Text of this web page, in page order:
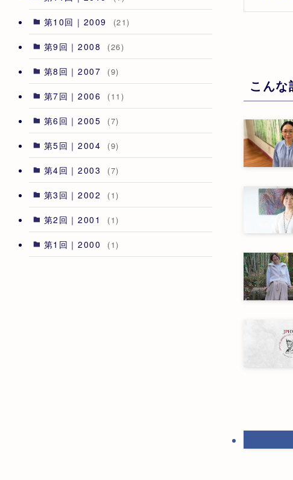
こん
第10回｜2009 (21)
第9回｜2008 (26)
第8回｜2007 (9)
第7回｜2006 (11)
第6回｜2005 (7)
第5回｜2004 (9)
第4回｜2003 (7)
第3回｜2002 (1)
第2回｜2001 (1)
第1回｜2000 (1)